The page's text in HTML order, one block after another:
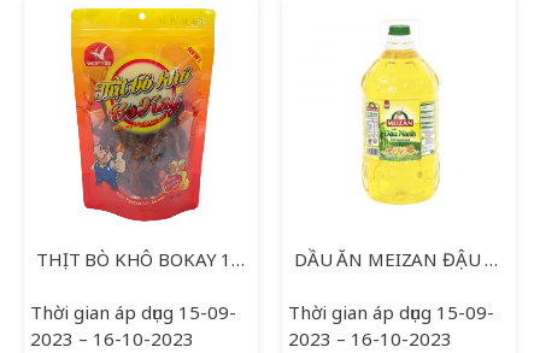
THỊT BÒ KHÔ BOKAY 120G
Thời gian áp dụng 15-09-
2023 – 16-10-2023
DẦU ĂN MEIZAN ĐẬU NÀNH 5L
Thời gian áp dụng 15-09-
2023 – 16-10-2023